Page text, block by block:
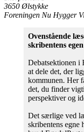
3650 Ølstykke
Foreningen Nu Hygger
Ovenstående
skribentens
Debatsektionen i
at dele det, der
kommunen. Her
det, du finder
perspektiver og
Det særlige ved
skribentens egne